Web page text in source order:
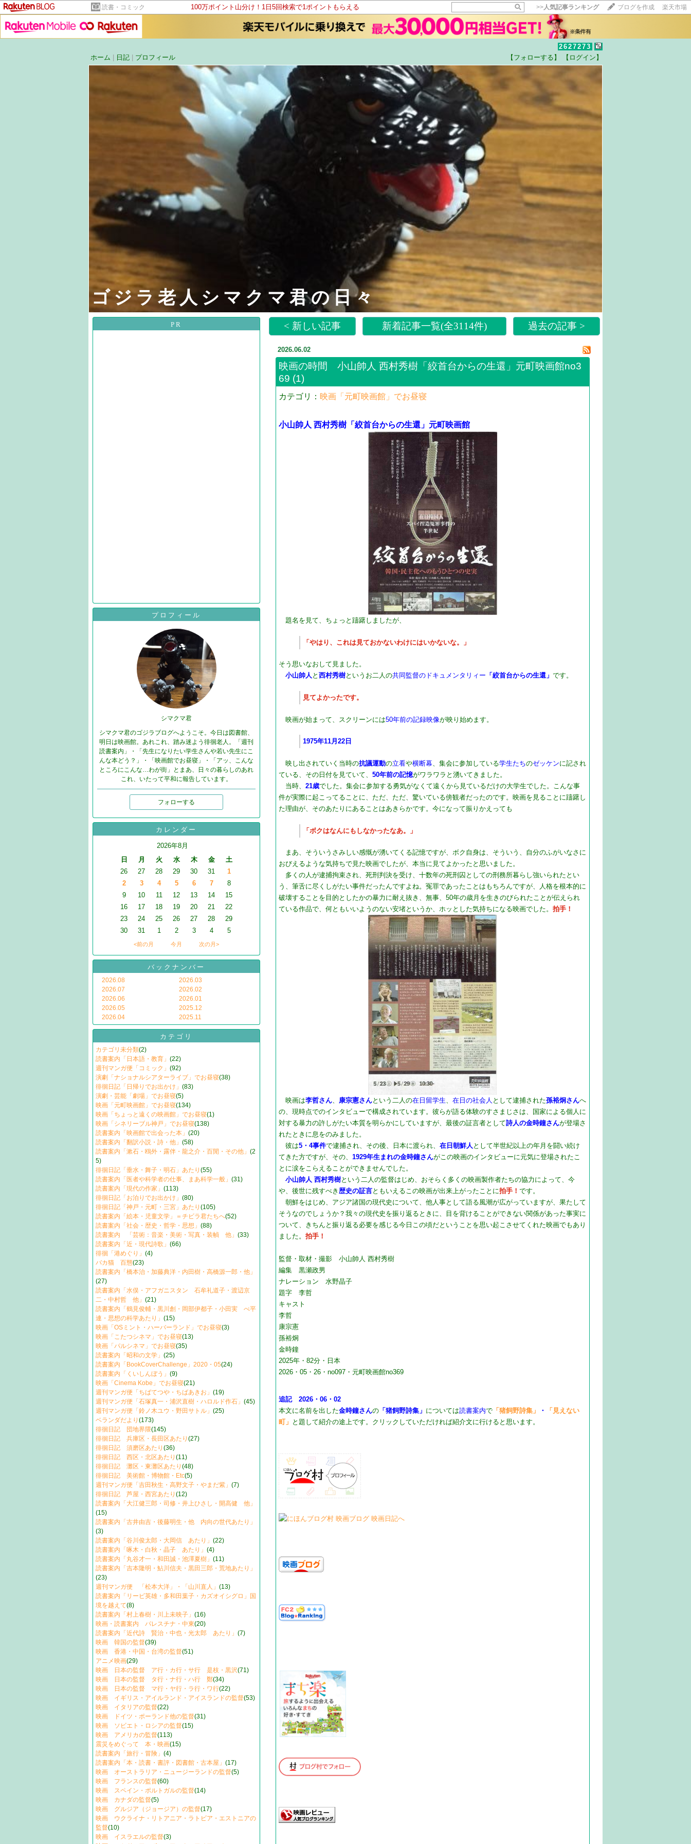
読書・コミック 100万ポイント山分け！1日5回検索で1ポイントもらえる >>人気記事ランキング ブログを作成 楽天市場
2627273
ホーム
日記 プロフィール 【フォローする】 【ログイン】
ゴジラ老人シマクマ君の日々
PR
プロフィール
シマクマ君
シマクマ君のゴジラブログへようこそ。今日は図書館、
明日は映画館。あれこれ、踏み迷よう徘徊老人。「週刊
読書案内」・「先生になりたい学生さんや若い先生にこ
んな本どう？」・「映画館でお昼寝」・「アッ、こんな
ところにこんな…わが街」とまあ、日々の暮らしのあれ
これ、いたって平和に報告しています。
フォローする
カレンダー
2026年8月
日
月 火 水 木 金
土
26
27 28 29 30 31
1
2
3 4 5 6 7
8
9
10 11 12 13 14
15
16
17 18 19 20 21
22
23
24 25 26 27 28
29
30
31 1 2 3 4 5
<前の月 今月 次の月>
バックナンバー
2026.08
2026.07
2026.06
2026.05
2026.04
2026.03
2026.02
2026.01
2025.12
2025.11
カテゴリ
カテゴリ未分類(2)
読書案内「日本語・教育」 (22)
週刊マンガ便「コミック」 (92)
演劇「ナショナルシアターライブ」でお昼寝(38)
徘徊日記「日帰りでお出かけ」 (83)
演劇・芸能「劇場」でお昼寝(5)
映画「元町映画館」でお昼寝(134)
映画「ちょっと遠くの映画館」でお昼寝(1)
映画「シネリーブル神戸」でお昼寝(138)
読書案内「映画館で出会った本」 (20)
読書案内「翻訳小説・詩・他」 (58)
読書案内「漱石・鴎外・露伴・龍之介・百閒・その他」 (2
5)
徘徊日記「垂水・舞子・明石」あたり (55)
読書案内「医者や科学者の仕事、まあ科学一般」 (31)
読書案内「現代の作家」 (113)
徘徊日記「お泊りでお出かけ」 (80)
徘徊日記「神戸・元町・三宮」あたり (105)
読書案内「絵本・児童文学」＝チビラ君たちへ(52)
読書案内「社会・歴史・哲学・思想」 (88)
読書案内 「芸術：音楽・美術・写真・装幀 他」 (33)
読書案内「近・現代詩歌」 (66)
徘徊「港めぐり」 (4)
バカ猫 百態(23)
読書案内「橋本治・加藤典洋・内田樹・高橋源一郎・他」
(27)
読書案内「水俣・アフガニスタン 石牟礼道子・渡辺京
二・中村哲 他」 (21)
読書案内「鶴見俊輔・黒川創・岡部伊都子・小田実 べ平
連・思想の科学あたり」 (15)
映画「OSミント・ハーバーランド」でお昼寝(3)
映画「こたつシネマ」でお昼寝(13)
映画「パルシネマ」でお昼寝(35)
読書案内「昭和の文学」 (25)
読書案内「BookCoverChallenge」2020・05(24)
読書案内「くいしんぼう」 (9)
映画「Cinema Kobe」でお昼寝(21)
週刊マンガ便「ちばてつや・ちばあきお」 (19)
週刊マンガ便「石塚真一・浦沢直樹・ハロルド作石」 (45)
週刊マンガ便「鈴ノ木ユウ・野田サトル」 (25)
ベランダだより (173)
徘徊日記 団地界隈(145)
徘徊日記 兵庫区・長田区あたり (27)
徘徊日記 須磨区あたり (36)
徘徊日記 西区・北区あたり (11)
徘徊日記 灘区・東灘区あたり (48)
徘徊日記 美術館・博物館・Etc(5)
週刊マンガ便「吉田秋生・高野文子・やまだ紫」 (7)
徘徊日記 芦屋・西宮あたり (12)
読書案内「大江健三郎・司修・井上ひさし・開高健 他」
(15)
読書案内「古井由吉・後藤明生・他 内向の世代あたり」
(3)
読書案内「谷川俊太郎・大岡信 あたり」 (22)
読書案内「啄木・白秋・晶子 あたり」 (4)
読書案内「丸谷才一・和田誠・池澤夏樹」 (11)
読書案内「吉本隆明・鮎川信夫・黒田三郎・荒地あたり」
(23)
週刊マンガ便 「松本大洋」・「山川直人」 (13)
読書案内「リービ英雄・多和田葉子・カズオイシグロ」国
境を越えて(8)
読書案内「村上春樹・川上未映子」 (16)
映画・読書案内 パレスチナ・中東(20)
読書案内「近代詩 賢治・中也・光太郎 あたり」 (7)
映画 韓国の監督(39)
映画 香港・中国・台湾の監督(51)
アニメ映画(29)
映画 日本の監督 ア行・カ行・サ行 是枝・黒沢(71)
映画 日本の監督 タ行・ナ行・ハ行 鄭(34)
映画 日本の監督 マ行・ヤ行・ラ行・ワ行(22)
映画 イギリス・アイルランド・アイスランドの監督(53)
映画 イタリアの監督(22)
映画 ドイツ・ポーランド他の監督(31)
映画 ソビエト・ロシアの監督(15)
映画 アメリカの監督(113)
震災をめぐって 本・映画(15)
読書案内「旅行・冒険」 (4)
読書案内「本・読書・書評・図書館・古本屋」 (17)
映画 オーストラリア・ニュージーランドの監督(5)
映画 フランスの監督(60)
映画 スペイン・ポルトガルの監督(14)
映画 カナダの監督(5)
映画 グルジア（ジョージア）の監督(17)
映画 ウクライナ・リトアニア・ラトビア・エストニアの
監督(10)
映画 イスラエルの監督(3)
< 新しい記事 新着記事一覧(全3114件) 過去の記事 >
2026.06.02
映画の時間 小山帥人 西村秀樹「絞首台からの生還」元町映画館no3
69 (1)
カテゴリ： 映画「元町映画館」でお昼寝
小山帥人 西村秀樹「絞首台からの生還」元町映画館
題名を見て、ちょっと躊躇しましたが、​
「やはり、これは見ておかないわけにはいかないな。」
​そう思いなおして見ました。
小山帥人 と西村秀樹というお二人の共同監督のドキュメンタリィー 「絞首台からの生還」です。​
見てよかったです。
映画が始まって、スクリーンには50年前の記録映像が​映り始めます。
1975年11月22日
​映し出されていく当時の抗議運動の立看や横断幕 、集会に参加している学生たちのゼッケンに記され
ている、その日付を見ていて、50年前の記憶がワラワラと湧いてきました。
当時、21歳でした。集会に参加する勇気がなくて遠くから見ているだけの大学生でした。こんな事
件が実際に起こってることに、ただ、ただ、驚いている傍観者だったのです。映画を見ることに躊躇し
た理由が、そのあたりにあることはあきらかです。今になって振りかえっても​
「ボクはなんにもしなかったなあ。」
​まあ、そういうさみしい感慨が湧いてくる記憶ですが、ボク自身は、そういう、自分のふがいなさに
おびえるような気持ちで見た映画でしたが、本当に見てよかったと思いました。
多くの人が逮捕拘束され、死刑判決を受け、十数年の死刑囚としての刑務所暮らし強いられたとい
う、筆舌に尽くしがたい事件だったんですよね。冤罪であったことはもちろんですが、人格を根本的に
破壊することを目的としたかの暴力に耐え抜き、無事、50年の歳月を生きのびられたことが伝えられ
ている作品で、何ともいいようのない安堵というか、ホッとした気持ちになる映画でした。拍手！
映画は李哲さん、 康宗憲さんという二人の在日留学生、在日の社会人 として逮捕された孫裕炯さんへ
の、現時点でのインタビューで構成されています。彼らが語る体験のすさまじさは、国家による個人に
対する暴力の許しがたい本質を明らかにしていますが、最後の証言者として詩人の金時鐘さんが登場さ
れたときに息をのみました。
彼は5・4事件で逮捕され、その後、日本に渡られ、在日朝鮮人 として半世紀以上の年月を闘い続け
てきた方ですが、その、1929年生まれの金時鐘さんがこの映画のインタビューに元気に登場されたこ
とに涙をこらえることができませんでした。
小山帥人 西村秀樹という二人の監督はじめ、おそらく多くの映画製作者たちの協力によって、今
や、後世に残すべき歴史の証言ともいえるこの映画が出来上がったことに拍手！です。
朝鮮をはじめ、アジア諸国の現代史について、他人事として語る風潮が広がっていますが、果たして
そうなのでしょうか？我々の現代史を振り返るときに、目を背けることができない関係があった事実に
ついて、きちんと振り返る必要を感じる今日この頃だということを思い起こさせてくれた映画でもあり
ました。拍手！
監督・取材・撮影 小山帥人 西村秀樹
編集 黒瀬政男
ナレーション 水野晶子
題字 李哲
キャスト
李哲
康宗憲
孫裕炯
金時鐘
2025年・82分・日本
2026・05・26・no097・元町映画館no369
追記 2026・06・02
本文に名前を出した金時鐘さんの 「猪飼野詩集」 については読書案内で​ 「猪飼野詩集」 ・​
「見えない
町」 と題して紹介の途上です。クリックしていただければ紹介文に行けると思います。